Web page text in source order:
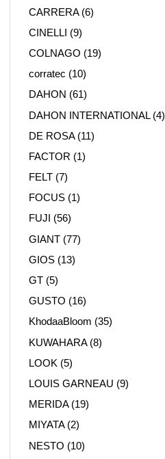
CARRERA(6)
CINELLI (9)
COLNAGO (19)
corratec (10)
DAHON (61)
DAHON INTERNATIONAL(4)
DE ROSA(11)
FACTOR (1)
FELT (7)
FOCUS (1)
FUJI (56)
GIANT (77)
GIOS (13)
GT (5)
GUSTO (16)
KhodaaBloom (35)
KUWAHARA(8)
LOOK (5)
LOUIS GARNEAU (9)
MERIDA(19)
MIYATA(2)
NESTO (10)